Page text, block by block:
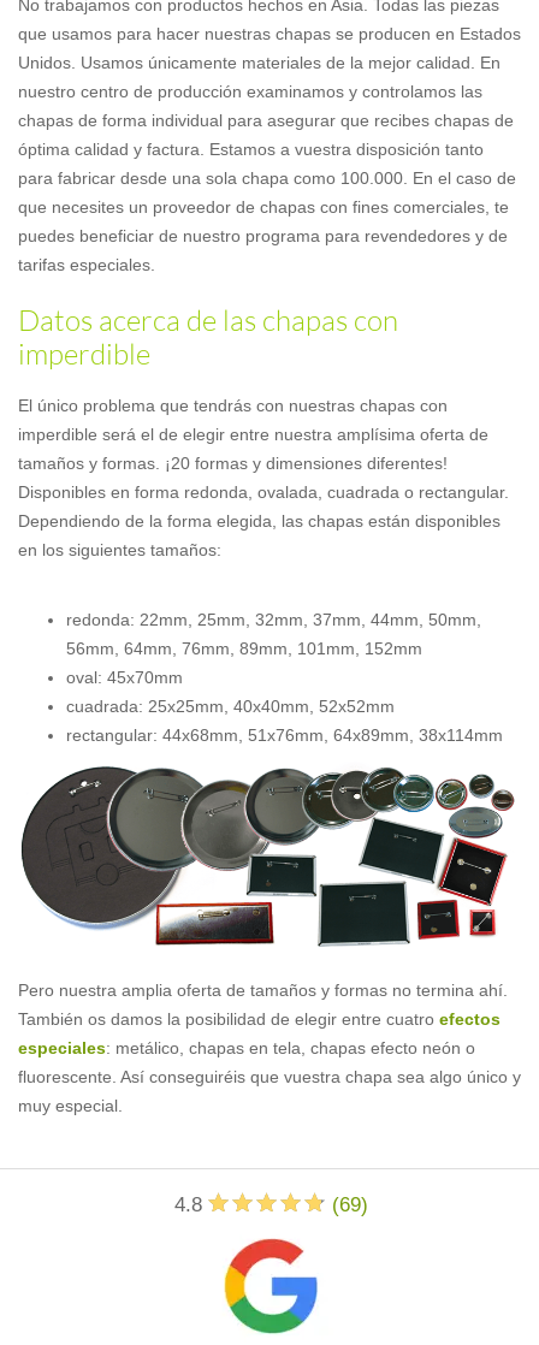
No trabajamos con productos hechos en Asia. Todas las piezas
que usamos para hacer nuestras chapas se producen en Estados
Unidos. Usamos únicamente materiales de la mejor calidad. En
nuestro centro de producción examinamos y controlamos las
chapas de forma individual para asegurar que recibes chapas de
óptima calidad y factura. Estamos a vuestra disposición tanto
para fabricar desde una sola chapa como 100.000. En el caso de
que necesites un proveedor de chapas con fines comerciales, te
puedes beneficiar de nuestro programa para revendedores y de
tarifas especiales.
Datos acerca de las chapas con
imperdible
El único problema que tendrás con nuestras chapas con
imperdible será el de elegir entre nuestra amplísima oferta de
tamaños y formas. ¡20 formas y dimensiones diferentes!
Disponibles en forma redonda, ovalada, cuadrada o rectangular.
Dependiendo de la forma elegida, las chapas están disponibles
en los siguientes tamaños:
redonda: 22mm, 25mm, 32mm, 37mm, 44mm, 50mm,
56mm, 64mm, 76mm, 89mm, 101mm, 152mm
oval: 45x70mm
cuadrada: 25x25mm, 40x40mm, 52x52mm
rectangular: 44x68mm, 51x76mm, 64x89mm, 38x114mm
Pero nuestra amplia oferta de tamaños y formas no termina ahí.
También os damos la posibilidad de elegir entre cuatro efectos
especiales: metálico, chapas en tela, chapas efecto neón o
fluorescente. Así conseguiréis que vuestra chapa sea algo único y
muy especial.
4.8 (69)